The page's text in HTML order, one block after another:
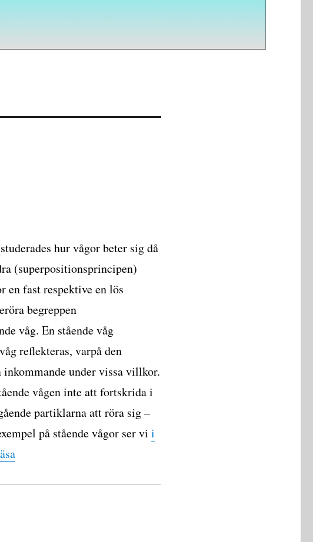
studerades hur vågor beter sig då
(superpositionsprincipen)
en fast respektive en lös
begreppen
våg. En stående våg
reflekteras, varpå den
under vissa villkor.
vågen inte att fortskrida i
partiklarna att röra sig –
på stående vågor ser vii
”Stående vågor”